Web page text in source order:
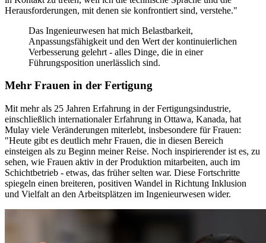
Herausforderungen, mit denen sie konfrontiert sind, verstehe."
Das Ingenieurwesen hat mich Belastbarkeit,
Anpassungsfähigkeit und den Wert der kontinuierlichen
Verbesserung gelehrt - alles Dinge, die in einer
Führungsposition unerlässlich sind.
Mehr Frauen in der Fertigung
Mit mehr als 25 Jahren Erfahrung in der Fertigungsindustrie,
einschließlich internationaler Erfahrung in Ottawa, Kanada, hat
Mulay viele Veränderungen miterlebt, insbesondere für Frauen:
"Heute gibt es deutlich mehr Frauen, die in diesen Bereich
einsteigen als zu Beginn meiner Reise. Noch inspirierender ist es, zu
sehen, wie Frauen aktiv in der Produktion mitarbeiten, auch im
Schichtbetrieb - etwas, das früher selten war. Diese Fortschritte
spiegeln einen breiteren, positiven Wandel in Richtung Inklusion
und Vielfalt an den Arbeitsplätzen im Ingenieurwesen wider.